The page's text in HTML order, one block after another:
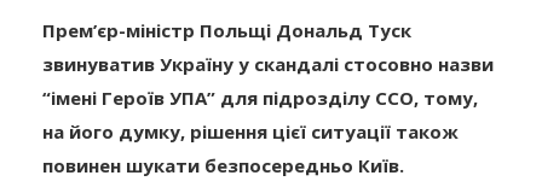
Прем’єр-міністр Польщі Дональд Туск
звинуватив Україну у скандалі стосовно назви
“імені Героїв УПА” для підрозділу ССО, тому,
на його думку, рішення цієї ситуації також
повинен шукати безпосередньо Київ.